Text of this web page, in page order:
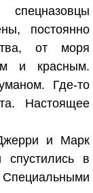
постоянно
от моря
и красным.
Где-то
Настоящее
и Марк
в